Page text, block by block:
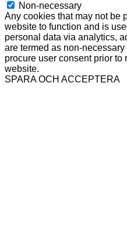
Non-necessary
Any cookies that may not be
website to function and is
personal data via analytics,
are termed as non-
procure user consent prior
website.
SPARA OCH ACCEPTERA